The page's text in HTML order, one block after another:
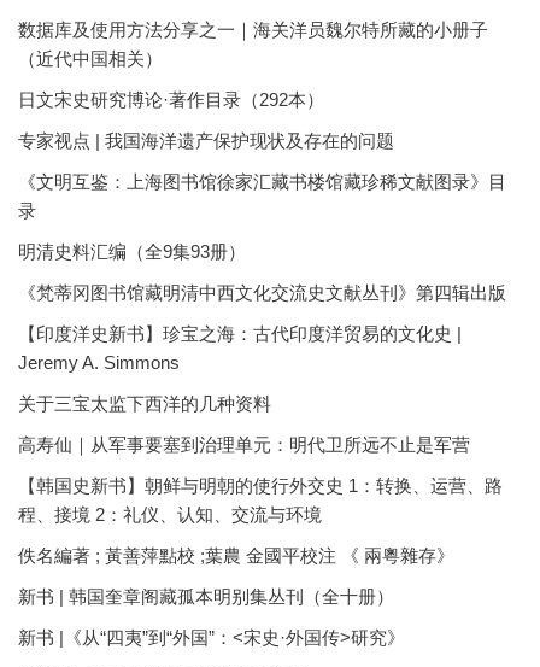
数据库及使用方法分享之一｜海关洋员魏尔特所藏的小册子
（近代中国相关）
日文宋史研究博论·著作目录（292本）
专家视点 | 我国海洋遗产保护现状及存在的问题
《文明互鉴：上海图书馆徐家汇藏书楼馆藏珍稀文献图录》目
录
明清史料汇编（全9集93册）
《梵蒂冈图书馆藏明清中西文化交流史文献丛刊》第四辑出版
【印度洋史新书】珍宝之海：古代印度洋贸易的文化史 |
Jeremy A. Simmons
关于三宝太监下西洋的几种资料
高寿仙｜从军事要塞到治理单元：明代卫所远不止是军营
【韩国史新书】朝鲜与明朝的使行外交史 1：转换、运营、路
程、接境 2：礼仪、认知、交流与环境
佚名編著 ; 黃善萍點校 ;葉農 金國平校注 《 兩粵雜存》
新书 | 韩国奎章阁藏孤本明别集丛刊（全十册）
新书 |《从“四夷”到“外国”：<宋史·外国传>研究》